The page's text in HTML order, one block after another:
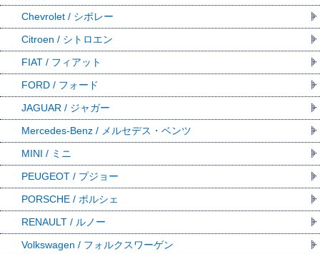
Chevrolet / シボレー
Citroen / シトロエン
FIAT / フィアット
FORD / フォード
JAGUAR / ジャガー
Mercedes-Benz / メルセデス・ベンツ
MINI / ミニ
PEUGEOT / プジョー
PORSCHE / ポルシェ
RENAULT / ルノー
Volkswagen / フォルクスワーゲン